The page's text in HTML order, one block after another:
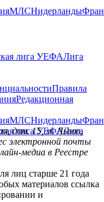
МЛСНидерланды
лига УЕФАЛига
Правила
Редакционная
МЛСНидерланды
лига УЕФАЛига
дом. 15, м. Львов,
электронной почты
медиа в Реестре
лиц старше 21 года
материалов ссылка
и